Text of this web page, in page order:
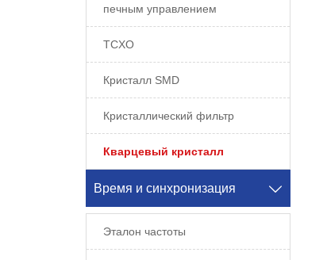
печным управлением
TCXO
Кристалл SMD
Кристаллический фильтр
Кварцевый кристалл
Время и синхронизация 
Эталон частоты